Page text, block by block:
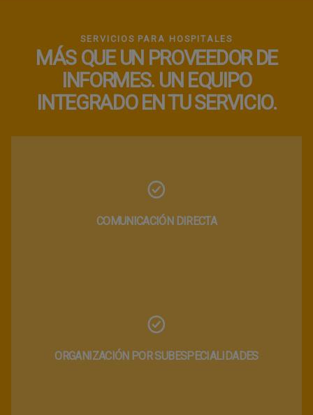
SERVICIOS PARA HOSPITALES
MÁS QUE UN PROVEEDOR DE
INFORMES. UN EQUIPO
INTEGRADO EN TU SERVICIO.
COMUNICACIÓN DIRECTA
ORGANIZACIÓN POR SUBESPECIALIDADES